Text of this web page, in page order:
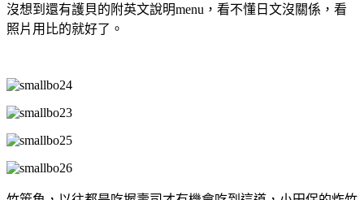
沒想到還有護貝的附英文說明menu，看不懂日文沒關係，看
照片用比的就好了。